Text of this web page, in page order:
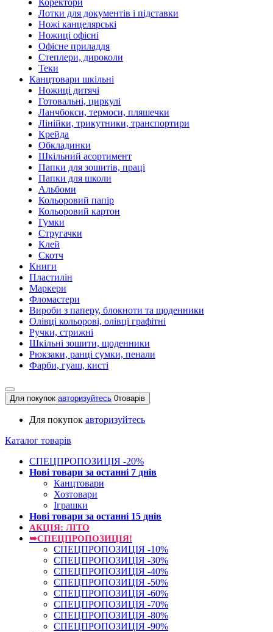
Коректори
Лотки для документів і підставки
Ножі канцелярські
Ножиці офісні
Офісне приладдя
Степлери, дироколи
Теки
Канцтовари шкільні
Ножиці дитячі
Готовальні, циркулі
Ланчбокси, термоси, пляшечки
Лінійки, трикутники, транспортири
Крейда
Обкладинки
Шкільний асортимент
Папки для зошитів, праці
Папки для школи
Альбоми
Кольоровий папір
Кольоровий картон
Гумки
Стругачки
Клей
Скотч
Книги
Пластилін
Маркери
Фломастери
Вироби з паперу, блокноти та щоденники
Олівці кольорові, олівці графітні
Ручки, стрижні
Шкільні зошити, щоденники
Рюкзаки, ранці сумки, пенали
Фарби, гуаш, кисті
Для покупок авторизуйтесь 0товарів
Для покупок авторизуйтесь
Каталог товарів
СПЕЦПРОПОЗИЦІЯ -20%
Нові товари за останнi 7 днiв
Канцтовари
Хозтовари
Іграшки
Нові товари за останнi 15 днiв
АКЦІЯ: ЛІТО
➥СПЕЦПРОПОЗИЦІЯ!
СПЕЦПРОПОЗИЦІЯ -10%
СПЕЦПРОПОЗИЦІЯ -30%
СПЕЦПРОПОЗИЦІЯ -40%
СПЕЦПРОПОЗИЦІЯ -50%
СПЕЦПРОПОЗИЦІЯ -60%
СПЕЦПРОПОЗИЦІЯ -70%
СПЕЦПРОПОЗИЦІЯ -80%
СПЕЦПРОПОЗИЦІЯ -90%